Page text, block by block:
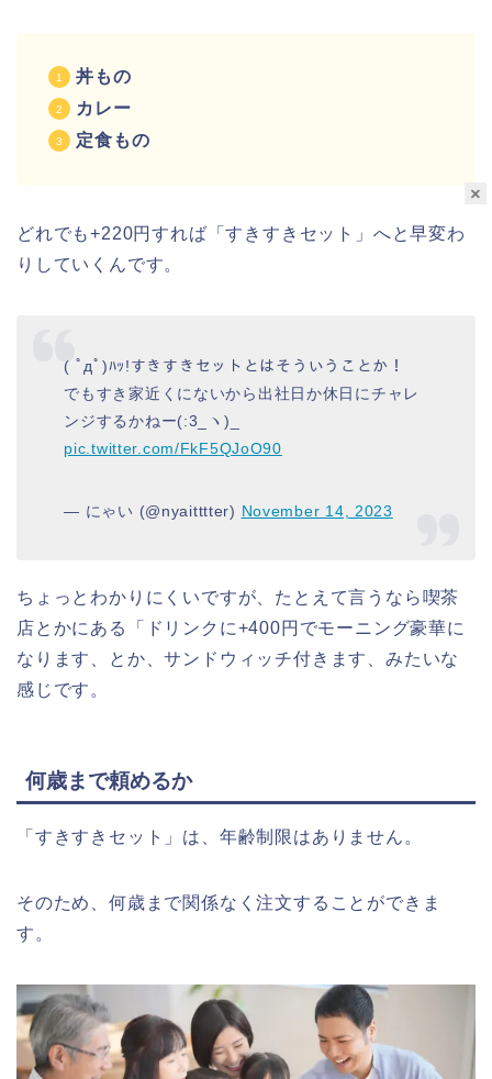
丼もの
カレー
定食もの
どれでも+220円すれば「すきすきセット」へと早変わ
りしていくんです。
( ﾟдﾟ)ﾊｯ!すきすきセットとはそういうことか！
でもすき家近くにないから出社日か休日にチャレ
ンジするかねー(:3_ヽ)_
pic.twitter.com/FkF5QJoO90
— にゃい (@nyaitttter) November 14, 2023
ちょっとわかりにくいですが、たとえて言うなら喫茶
店とかにある「ドリンクに+400円でモーニング豪華に
なります、とか、サンドウィッチ付きます、みたいな
感じです。
何歳まで頼めるか
「すきすきセット」は、年齢制限はありません。
そのため、何歳まで関係なく注文することができま
す。
×